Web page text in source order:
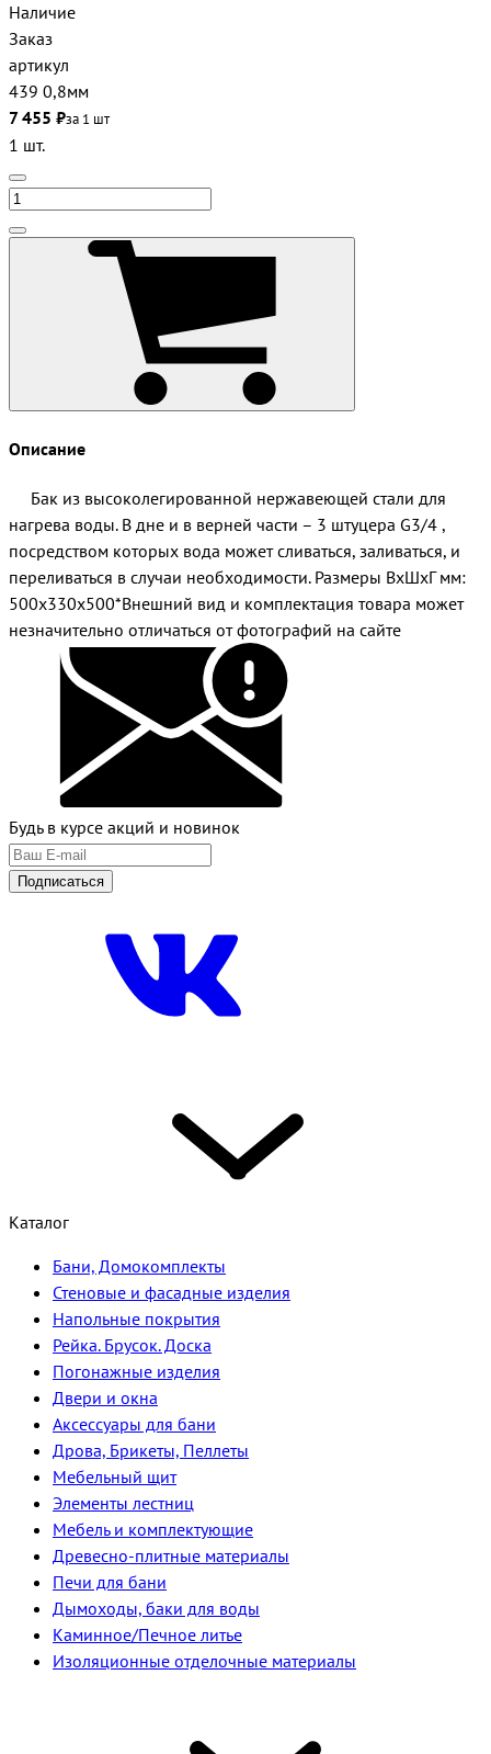
Наличие
Заказ
артикул
439 0,8мм
7 455 ₽за 1 шт
1 шт.
Описание
Бак из высоколегированной нержавеющей стали для
нагрева воды. В дне и в верней части – 3 штуцера G3/4 ,
посредством которых вода может сливаться, заливаться, и
переливаться в случаи необходимости. Размеры ВхШхГ мм:
500х330х500*Внешний вид и комплектация товара может
незначительно отличаться от фотографий на сайте
Будь в курсе акций и новинок
Подписаться
Каталог
Бани, Домокомплекты
Стеновые и фасадные изделия
Напольные покрытия
Рейка. Брусок. Доска
Погонажные изделия
Двери и окна
Аксессуары для бани
Дрова, Брикеты, Пеллеты
Мебельный щит
Элементы лестниц
Мебель и комплектующие
Древесно-плитные материалы
Печи для бани
Дымоходы, баки для воды
Каминное/Печное литье
Изоляционные отделочные материалы